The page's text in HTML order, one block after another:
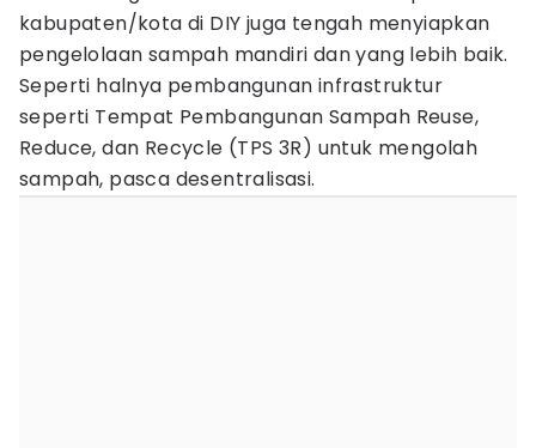
kabupaten/kota di DIY juga tengah menyiapkan
pengelolaan sampah mandiri dan yang lebih baik.
Seperti halnya pembangunan infrastruktur
seperti Tempat Pembangunan Sampah Reuse,
Reduce, dan Recycle (TPS 3R) untuk mengolah
sampah, pasca desentralisasi.